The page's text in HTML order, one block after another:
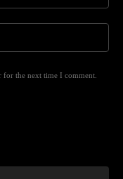
for the next time I comment.